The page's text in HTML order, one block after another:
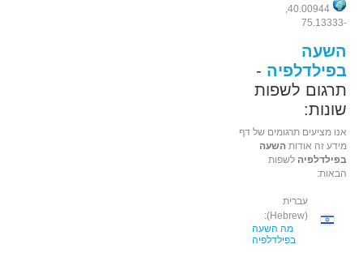
40.00944,
-75.13333
השעה
בפילדלפיה -
תרגום לשפות
שונות:
אנו מציעים תרגומים של דף
מידע זה אודות השעה
בפילדלפיה לשפות
הבאות:
עברית
(Hebrew):
מה השעה
בפילדלפיה